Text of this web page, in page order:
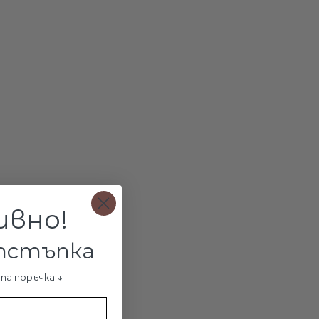
КОЛИЧКАТА
поръчка ↓